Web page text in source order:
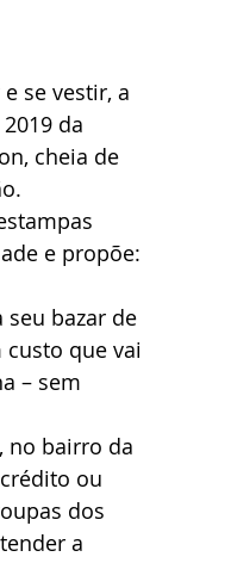
se vestir, a
da
cheia de
e propõe:
seu bazar de
que vai
– sem
no bairro da
ou
dos
a